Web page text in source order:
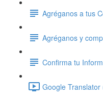
Agréganos a tus
Agréganos y
Confirma tu
Google Translator